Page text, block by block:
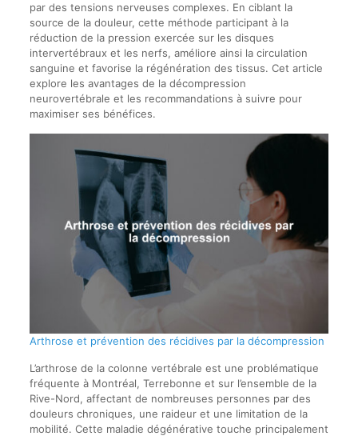
par des tensions nerveuses complexes. En ciblant la
source de la douleur, cette méthode participant à la
réduction de la pression exercée sur les disques
intervertébraux et les nerfs, améliore ainsi la circulation
sanguine et favorise la régénération des tissus. Cet article
explore les avantages de la décompression
neurovertébrale et les recommandations à suivre pour
maximiser ses bénéfices.
Arthrose et prévention des récidives par la décompression
L’arthrose de la colonne vertébrale est une problématique
fréquente à Montréal, Terrebonne et sur l’ensemble de la
Rive-Nord, affectant de nombreuses personnes par des
douleurs chroniques, une raideur et une limitation de la
mobilité. Cette maladie dégénérative touche principalement